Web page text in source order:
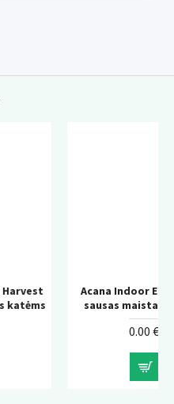
Acana Indoor Entree Cat
sausas maistas katėms